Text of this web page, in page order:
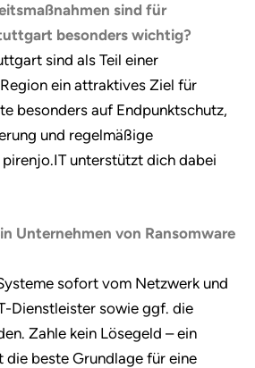
sind für
besonders wichtig?
sind als Teil einer
ein attraktives Ziel für
besonders auf Endpunktschutz,
und regelmäßige
unterstützt dich dabei
Unternehmen von Ransomware
sofort vom Netzwerk und
Dienstleister sowie ggf. die
Zahle kein Lösegeld – ein
die beste Grundlage für eine